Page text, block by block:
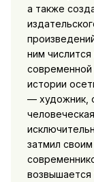
а также
ним
истории
— художник,
затмил
возвышается